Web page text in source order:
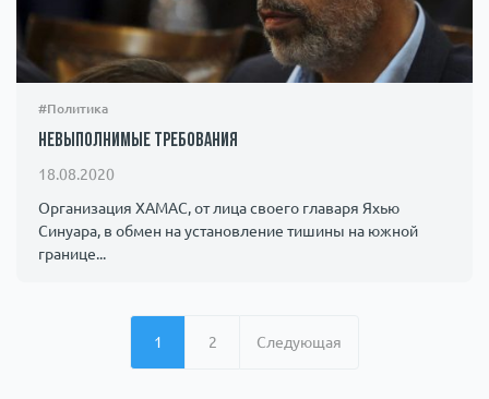
#Политика
Невыполнимые требования
18.08.2020
Организация ХАМАС, от лица своего главаря Яхью
Синуара, в обмен на установление тишины на южной
границе...
1 2 Следующая